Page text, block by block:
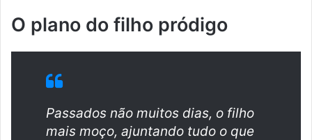
O plano do filho pródigo
Passados não muitos dias, o filho
mais moço, ajuntando tudo o que